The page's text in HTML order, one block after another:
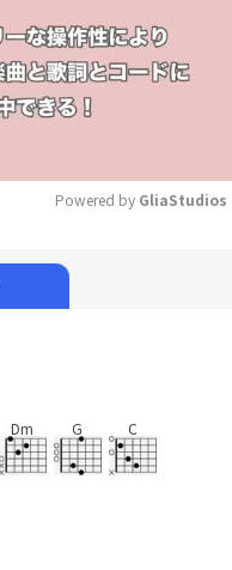
Powered by GliaStudios
Dm G C